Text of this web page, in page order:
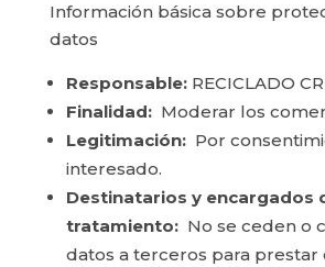
Información básica sobre
datos
Responsable:RECICLADO
Finalidad:Moderar los
Legitimación:Por
interesado.
Destinatarios y encargados
tratamiento:No se ceden o
datos a terceros para prestar